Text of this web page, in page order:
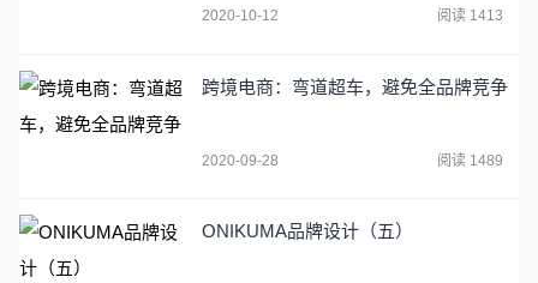
2020-10-12 阅读 1413
跨境电商：弯道超车，避免全品牌竞争
2020-09-28 阅读 1489
ONIKUMA品牌设计（五）